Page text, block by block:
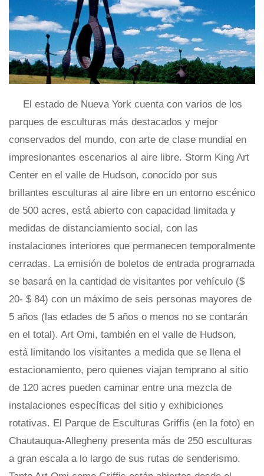
El estado de Nueva York cuenta con varios de los
parques de esculturas más destacados y mejor
conservados del mundo, con arte de clase mundial en
impresionantes escenarios al aire libre. Storm King Art
Center en el valle de Hudson, conocido por sus
brillantes esculturas al aire libre en un entorno escénico
de 500 acres, está abierto con capacidad limitada y
medidas de distanciamiento social, con las
instalaciones interiores que permanecen temporalmente
cerradas. La emisión de boletos de entrada programada
se basará en la cantidad de visitantes por vehículo ($
20- $ 84) con un máximo de seis personas mayores de
5 años (las edades de 5 años o menos no se contarán
en el total). Art Omi, también en el valle de Hudson,
está limitando los visitantes a medida que se llena el
estacionamiento, pero quienes viajan temprano al sitio
de 120 acres pueden caminar entre una mezcla de
instalaciones específicas del sitio y exhibiciones
rotativas. El Parque de Esculturas Griffis (en la foto) en
Chautauqua-Allegheny presenta más de 250 esculturas
a gran escala a lo largo de sus rutas de senderismo.